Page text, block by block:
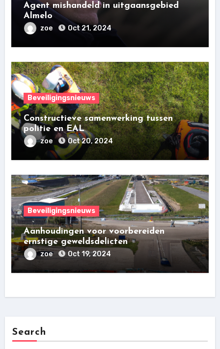
Agent mishandeld in uitgaansgebied
Almelo
zoe Oct 21, 2024
Beveiligingsnieuws
Constructieve samenwerking tussen
politie en EAL
zoe Oct 20, 2024
Beveiligingsnieuws
Aanhoudingen voor voorbereiden
ernstige geweldsdelicten
zoe Oct 19, 2024
Search